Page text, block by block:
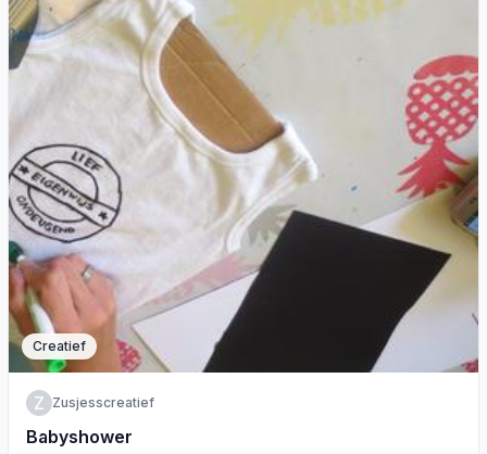
Creatief
Z Zusjesscreatief
Babyshower